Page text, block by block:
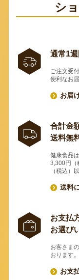
シ
通常1
ご注文受
便利なお
お届
合計金
送料無
健康食品
3,300円（
（税込）
送料
お支払
お選び
お客さま
おります。
お支